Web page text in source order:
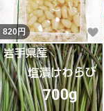
820円